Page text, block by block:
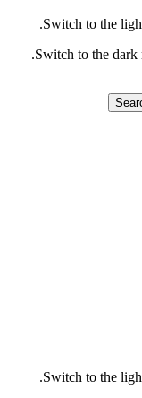
Switch to the
Switch to the dark
Switch to the